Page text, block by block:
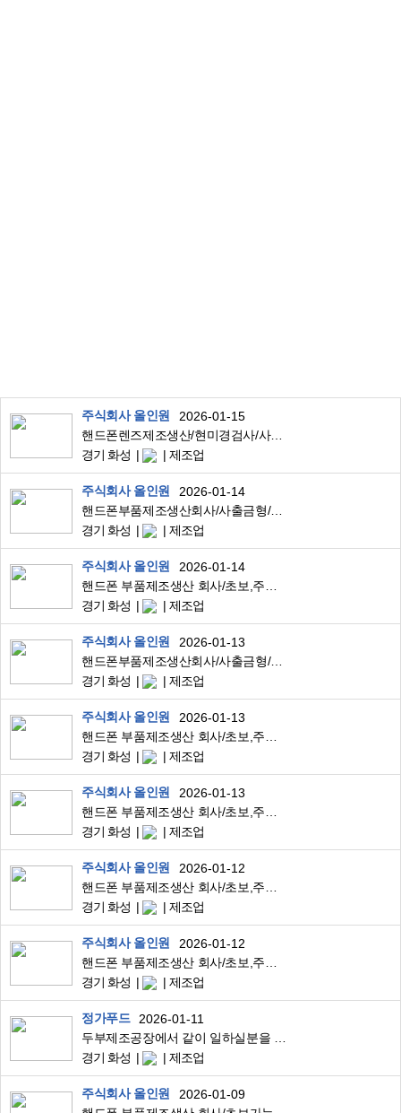
주식회사 올인원
2026-01-15
핸드폰렌즈제조생산/현미경검사/사출/초보신입경력환영/내외국인가능
경기 화성
제조업
주식회사 올인원
2026-01-14
핸드폰부품제조생산회사/사출금형/우정읍부근/잔특많음/내국교포가능
경기 화성
제조업
주식회사 올인원
2026-01-14
경기 화성
제조업
주식회사 올인원
2026-01-13
핸드폰부품제조생산회사/사출금형/우정읍부근/잔특많음/내국교포가능
경기 화성
제조업
주식회사 올인원
2026-01-13
경기 화성
제조업
주식회사 올인원
2026-01-13
경기 화성
제조업
주식회사 올인원
2026-01-12
경기 화성
제조업
주식회사 올인원
2026-01-12
경기 화성
제조업
정가푸드
2026-01-11
경기 화성
제조업
주식회사 올인원
2026-01-09